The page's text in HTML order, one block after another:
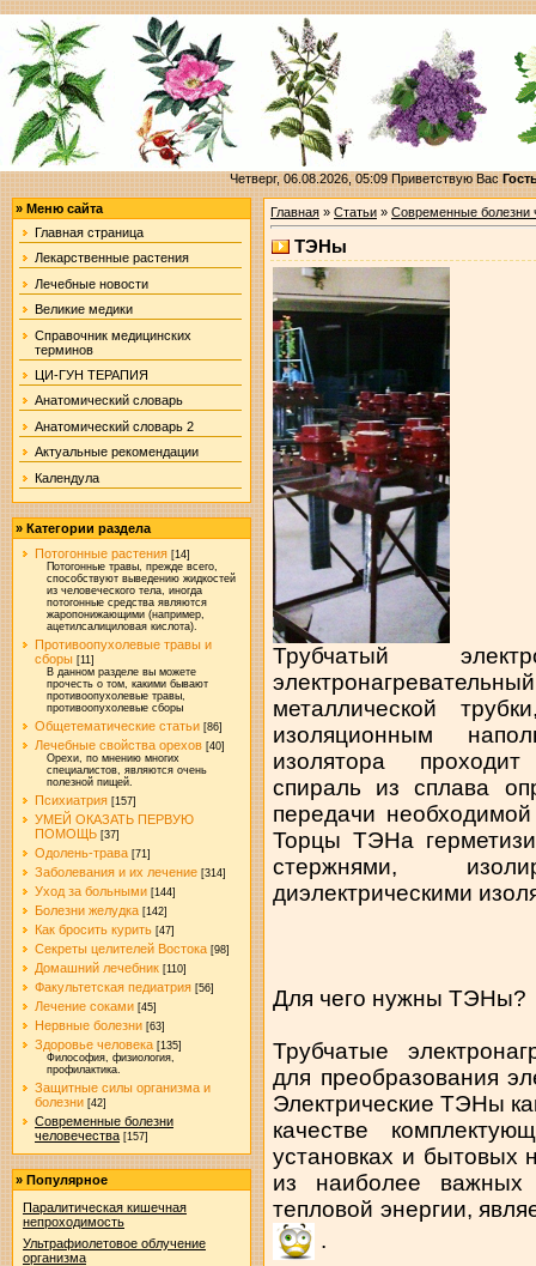
Четверг, 06.08.2026, 05:09Приветствую Вас
» Меню сайта
Главная страница
Лекарственные растения
Лечебные новости
Великие медики
Справочник медицинских
терминов
ЦИ-ГУН ТЕРАПИЯ
Анатомический словарь
Анатомический словарь 2
Актуальные рекомендации
Календула
» Категории раздела
Потогонные растения [14]
Потогонные травы, прежде всего,
способствуют выведению жидкостей
из человеческого тела, иногда
потогонные средства являются
жаропонижающими (например,
ацетилсалициловая кислота).
Противоопухолевые травы и
сборы [11]
В данном разделе вы можете
прочесть о том, какими бывают
противоопухолевые травы,
противоопухолевые сборы
Общетематические статьи [86]
Лечебные свойства орехов [40]
Орехи, по мнению многих
специалистов, являются очень
полезной пищей.
Психиатрия [157]
УМЕЙ ОКАЗАТЬ ПЕРВУЮ
ПОМОЩЬ [37]
Одолень-трава [71]
Заболевания и их лечение [314]
Уход за больными [144]
Болезни желудка [142]
Как бросить курить [47]
Секреты целителей Востока [98]
Домашний лечебник [110]
Факультетская педиатрия [56]
Лечение соками [45]
Нервные болезни [63]
Здоровье человека [135]
Философия, физиология,
профилактика.
Защитные силы организма и
болезни [42]
Современные болезни
человечества [157]
» Популярное
Паралитическая кишечная
непроходимость
Ультрафиолетовое облучение
организма
Главная» Статьи» Современные болезни
ТЭНы
Трубчатый
металлической
изоляционным
изолятора
спираль из сплава
передачи
Торцы ТЭНа
стержнями,
диэлектрическими
Для чего нужны ТЭНы?
Трубчатые
для преобразования
Электрические ТЭНы
качестве
установках и бытовых
из наиболее важных
тепловой энергии,
.